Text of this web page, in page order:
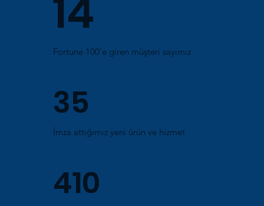
14
Fortune 100’e giren müşteri sayımız
35
İmza attığımız yeni ürün ve hizmet
410